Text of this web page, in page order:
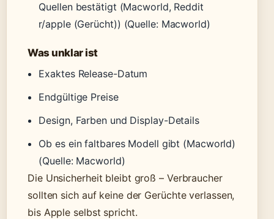
Quellen bestätigt (Macworld, Reddit
r/apple (Gerücht)) (Quelle: Macworld)
Was unklar ist
Exaktes Release-Datum
Endgültige Preise
Design, Farben und Display-Details
Ob es ein faltbares Modell gibt (Macworld)
(Quelle: Macworld)
Die Unsicherheit bleibt groß – Verbraucher
sollten sich auf keine der Gerüchte verlassen,
bis Apple selbst spricht.